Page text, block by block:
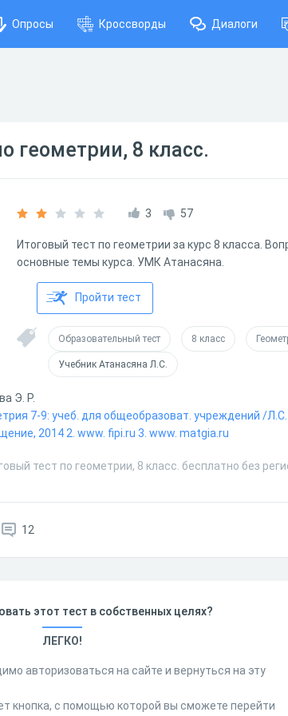
Опросы Кроссворды Диалоги
геометрии, 8 класс.
3 57
Итоговый тест по геометрии за курс 8 класса.
основные темы курса. УМК Атанасяна.
Пройти тест
Образовательный тест 8 класс
Учебник Атанасяна Л.С.
Э. Р.
7-9: учеб. для общеобразоват. учреждений /
2014 2. www. fipi.ru 3. www. matgia.ru
тест по геометрии, 8 класс. бесплатно без
12
этот тест в собственных целях?
ЛЕГКО!
авторизоваться на сайте и вернуться на эту
кнопка, с помощью которой вы сможете перейти